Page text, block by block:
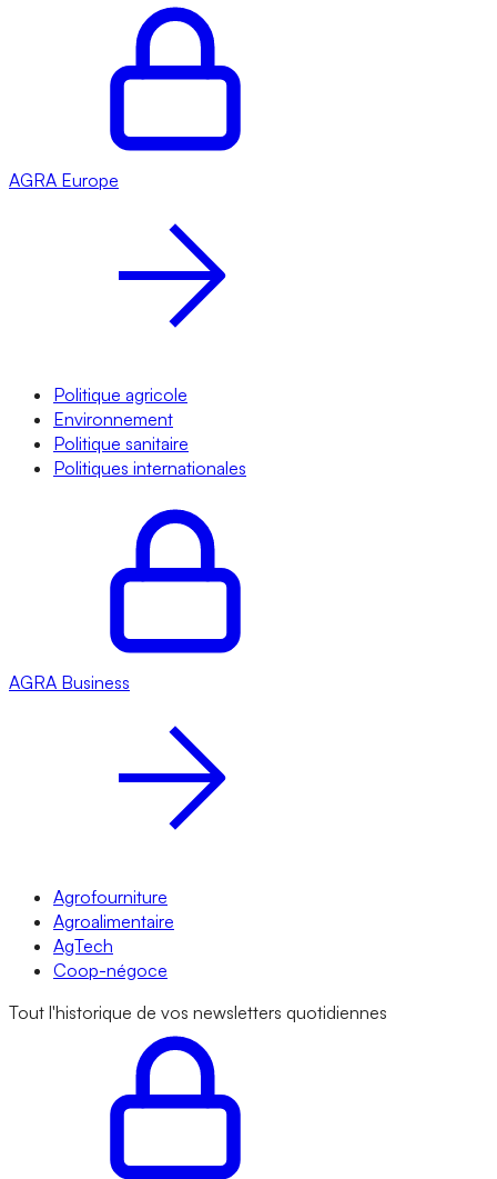
AGRA Europe
Politique agricole
Environnement
Politique sanitaire
Politiques internationales
AGRA Business
Agrofourniture
Agroalimentaire
AgTech
Coop-négoce
Tout l'historique de vos newsletters quotidiennes